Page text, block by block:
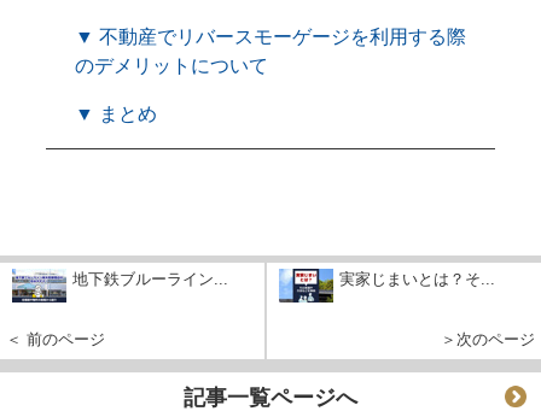
▼ 不動産でリバースモーゲージを利用する際
のデメリットについて
▼ まとめ
地下鉄ブルーライン...
＜ 前のページ
実家じまいとは？そ...
＞次のページ
記事一覧ページへ